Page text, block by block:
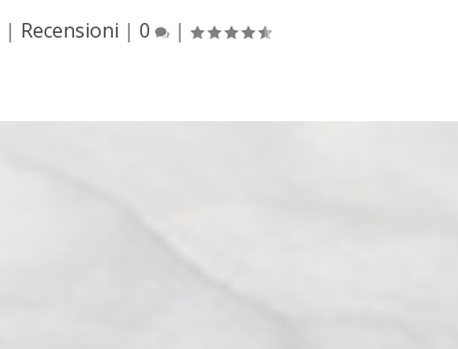
| Recensioni |0 |